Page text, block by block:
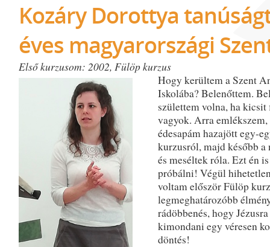
Kozáry Dorottya
éves magyarországi
Első kurzusom: 2002, Fülöp kurzus
Hogy kerültem a Szent
Iskolába? Belenőttem.
születtem volna, ha kicsit
vagyok. Arra
édesapám hazajött egy-
kurzusról, majd később a
és meséltek róla. Ezt én
próbálni! Végül
voltam először Fülöp
legmeghatározóbb
rádöbbenés, hogy
kimondani egy véresen
döntés!